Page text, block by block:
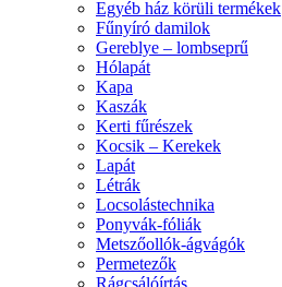
Egyéb ház körüli termékek
Fűnyíró damilok
Gereblye – lombseprű
Hólapát
Kapa
Kaszák
Kerti fűrészek
Kocsik – Kerekek
Lapát
Létrák
Locsolástechnika
Ponyvák-fóliák
Metszőollók-ágvágók
Permetezők
Rágcsálóírtás